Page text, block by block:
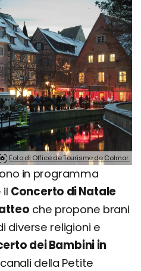
Foto di Office de Tourisme de Colmar.
in programma
Concerto di Natale
che propone brani
diverse religioni e
dei Bambini in
della Petite